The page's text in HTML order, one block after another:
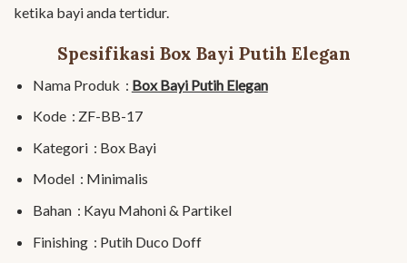
ketika bayi anda tertidur.
Spesifikasi Box Bayi Putih Elegan
Nama Produk : Box Bayi Putih Elegan
Kode : ZF-BB-17
Kategori : Box Bayi
Model : Minimalis
Bahan : Kayu Mahoni & Partikel
Finishing : Putih Duco Doff